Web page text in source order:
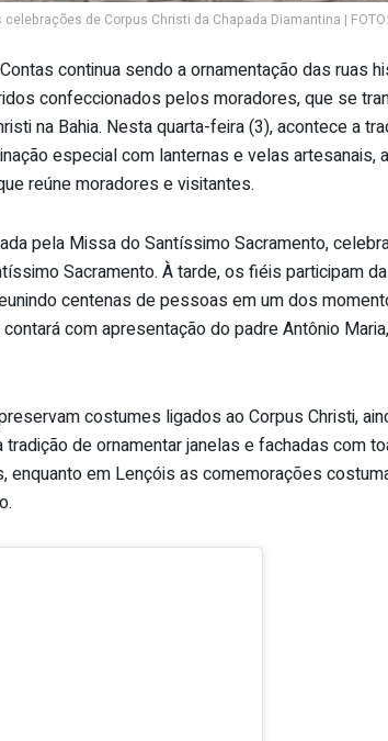
de Corpus Christi da Chapada Diamantina |
continua sendo a ornamentação das ruas
confeccionados pelos moradores, que se
na Bahia. Nesta quarta-feira (3), acontece a
especial com lanternas e velas artesanais,
reúne moradores e visitantes.
pela Missa do Santíssimo Sacramento,
Sacramento. À tarde, os fiéis participam
centenas de pessoas em um dos
com apresentação do padre Antônio
costumes ligados ao Corpus Christi,
de ornamentar janelas e fachadas com
em Lençóis as comemorações